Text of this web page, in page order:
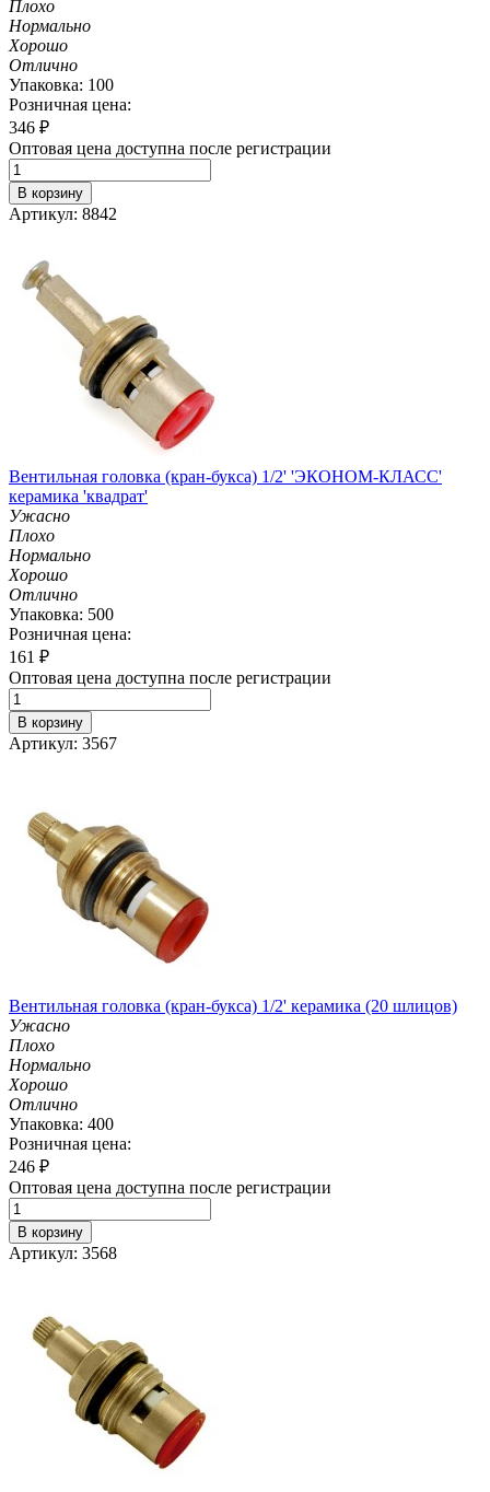
Плохо
Нормально
Хорошо
Отлично
Упаковка: 100
Розничная цена:
346 ₽
Оптовая цена доступна после регистрации
В корзину
Артикул: 8842
Вентильная головка (кран-букса) 1/2' 'ЭКОНОМ-КЛАСС'
керамика 'квадрат'
Ужасно
Плохо
Нормально
Хорошо
Отлично
Упаковка: 500
Розничная цена:
161 ₽
Оптовая цена доступна после регистрации
В корзину
Артикул: 3567
Вентильная головка (кран-букса) 1/2' керамика (20 шлицов)
Ужасно
Плохо
Нормально
Хорошо
Отлично
Упаковка: 400
Розничная цена:
246 ₽
Оптовая цена доступна после регистрации
В корзину
Артикул: 3568